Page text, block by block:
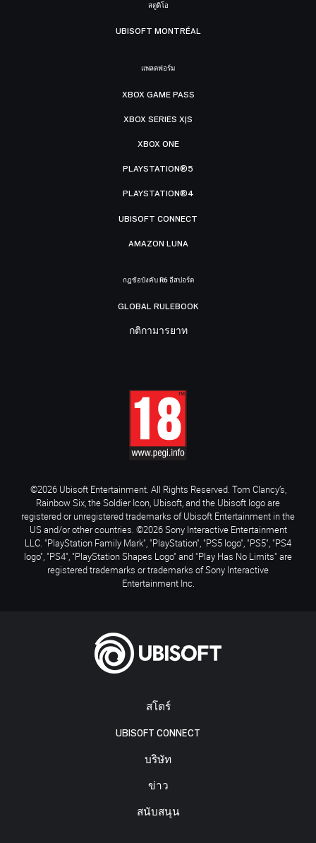
สโตร์
UBISOFT CONNECT
บริษัท
ข่าว
สนับสนุน
สตูดิโอ
UBISOFT MONTRÉAL
แพลตฟอร์ม
XBOX GAME PASS
XBOX SERIES X|S
XBOX ONE
PLAYSTATION®5
PLAYSTATION®4
UBISOFT CONNECT
AMAZON LUNA
กฎข้อบังคับ R6 อีสปอร์ต
GLOBAL RULEBOOK
กติกามารยาท
©2026 Ubisoft Entertainment. All Rights Reserved. Tom Clancy’s,
Rainbow Six, the Soldier Icon, Ubisoft, and the Ubisoft logo are
registered or unregistered trademarks of Ubisoft Entertainment in the
US and/or other countries. ©2026 Sony Interactive Entertainment
LLC. "PlayStation Family Mark", "PlayStation", "PS5 logo", "PS5", "PS4
logo", "PS4", "PlayStation Shapes Logo" and "Play Has No Limits" are
registered trademarks or trademarks of Sony Interactive
Entertainment Inc.